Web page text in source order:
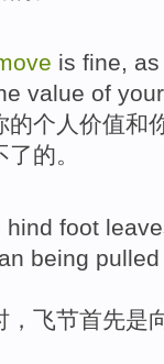
is fine,
value of
的个人 价值和
的。
hind foot
being
，飞节首先是